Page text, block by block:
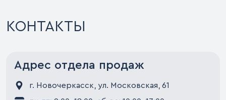
КОНТАКТЫ
Адрес отдела продаж
г. Новочеркасск, ул. Московская, 61